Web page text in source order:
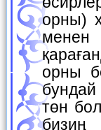
орны)
менен
орны
төн